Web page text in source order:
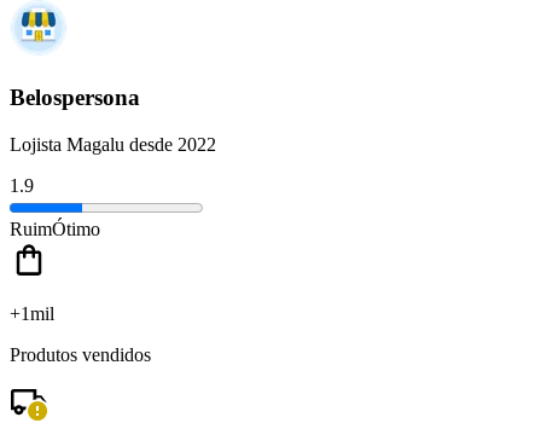
Belospersona
Lojista Magalu desde 2022
1.9
RuimÓtimo
+1mil
Produtos vendidos